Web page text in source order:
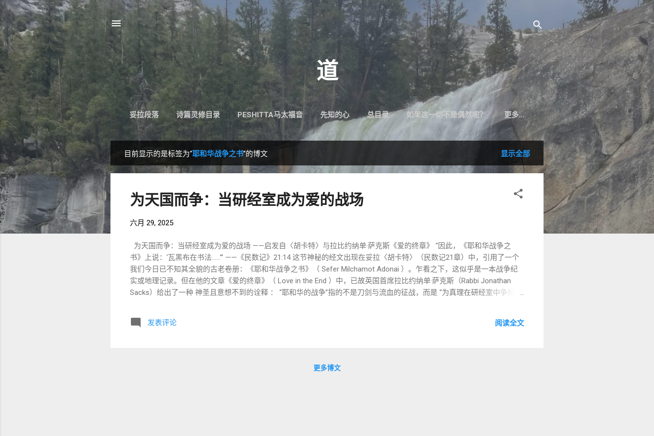
跳至主要内容
道
妥拉段落 诗篇灵修目录 PESHITTA马太福音 先知的心 总目录 如果这一切不是偶然呢？ 更多…
文
目前显示的是标签为“耶和华战争之书”的博文 显示全部
为天国而争：当研经室成为爱的战场
六月 29, 2025
为天国而争：当研经室成为爱的战场 ——启发自〈胡卡特〉与拉比约纳单·萨克斯《爱的终章》 “因此，《耶和华战争之
书》上说：‘瓦黑布在书法……’” ——《民数记》21:14 这节神秘的经文出现在妥拉〈胡卡特〉（民数记21章）中，引用了一个
我们今日已不知其全貌的古老卷册：《耶和华战争之书》（ Sefer Milchamot Adonai ）。乍看之下，这似乎是一本战争纪
实或地理记录。但在他的文章《爱的终章》（ Love in the End ）中，已故英国首席拉比约纳单·萨克斯（Rabbi Jonathan
Sacks）给出了一种 神圣且意想不到的诠释 ： “耶和华的战争”指的不是刀剑与流血的征战，而是 “为真理在研经室中争辩的
Vahev b’Suphah —— “瓦黑布在书法” 这是这节经文中最神秘的短语之一。让我们简单分析其结构： וָהֵב (Vahev) ：可能是一
的是：“在风暴中发生的爱之争战。” 也就是说，神圣的争战不在于胜负、正误，而在于 在激烈的张力中仍不放弃爱与彼此
。那正是研经与属灵成长中最真实的图景。 因此，《耶和华战争之书》所记载的，不只是战争地理，更是一卷 属灵斗争的
发表评论 阅读全文
更多博文